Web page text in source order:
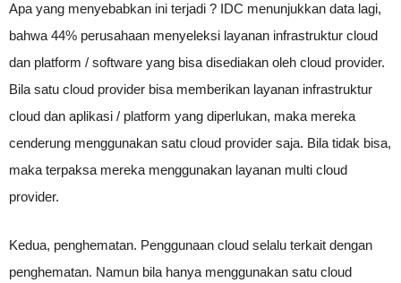
Apa yang menyebabkan ini terjadi ? IDC menunjukkan data lagi,
bahwa 44% perusahaan menyeleksi layanan infrastruktur cloud
dan platform / software yang bisa disediakan oleh cloud provider.
Bila satu cloud provider bisa memberikan layanan infrastruktur
cloud dan aplikasi / platform yang diperlukan, maka mereka
cenderung menggunakan satu cloud provider saja. Bila tidak bisa,
maka terpaksa mereka menggunakan layanan multi cloud
provider.
Kedua, penghematan. Penggunaan cloud selalu terkait dengan
penghematan. Namun bila hanya menggunakan satu cloud